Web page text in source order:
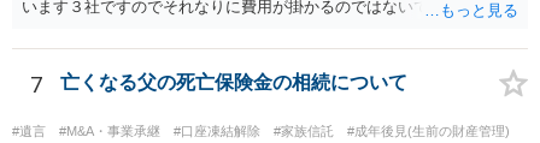
います３社ですのでそれなりに費用が掛かるのではないでしょうか。
7 亡くなる父の死亡保険金の相続について
#遺言 #M&A・事業承継 #口座凍結解除 #家族信託 #成年後見(生前の財産管理)